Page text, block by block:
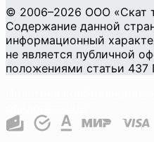
© 2006–2026 ООО «Скат
Содержание данной
информационный
не является публичной
положениями статьи 437